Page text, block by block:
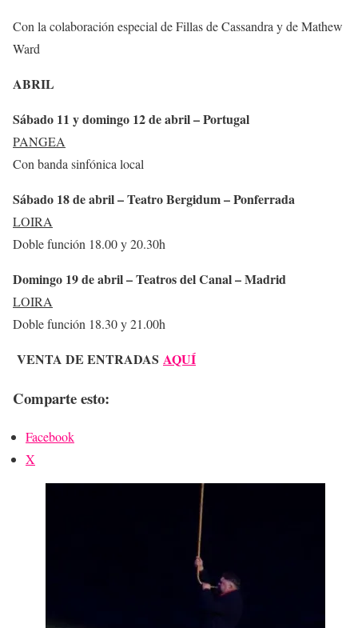
Con la colaboración especial de Fillas de Cassandra y de Mathew
Ward
ABRIL
Sábado 11 y domingo 12 de abril – Portugal
PANGEA
Con banda sinfónica local
Sábado 18 de abril – Teatro Bergidum – Ponferrada
LOIRA
Doble función 18.00 y 20.30h
Domingo 19 de abril – Teatros del Canal – Madrid
LOIRA
Doble función 18.30 y 21.00h
VENTA DE ENTRADAS AQUÍ
Comparte esto:
Facebook
X